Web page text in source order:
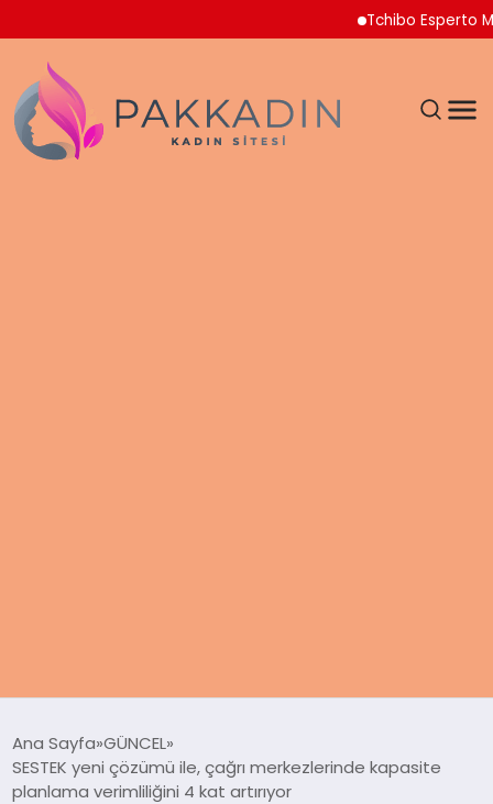
Tchibo Esperto Mini
KADIN
Ana Sayfa GÜNCEL
SESTEK yeni çözümü ile, çağrı merkezlerinde kapasite
planlama verimliliğini 4 kat artırıyor